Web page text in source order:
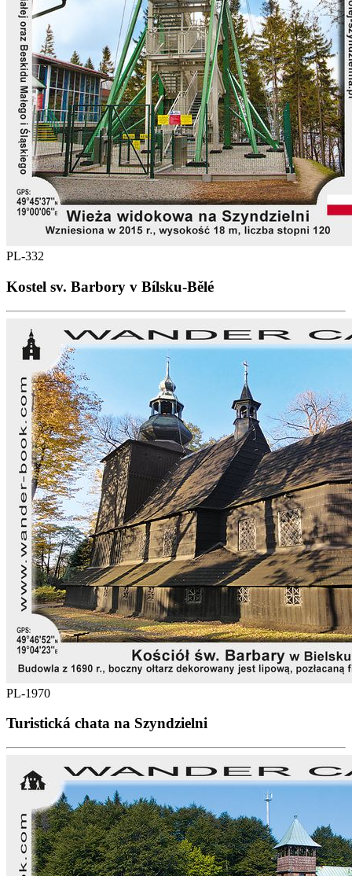
PL-332
Kostel sv. Barbory v Bílsku-Bělé
PL-1970
Turistická chata na Szyndzielni